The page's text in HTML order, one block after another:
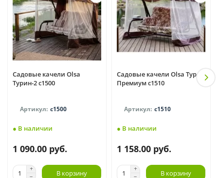
Садовые качели Olsa
Турин-2 с1500
с1500
● В наличии
1 090.00 руб.
В корзину
Садовые качели Olsa Турин
Премиум с1510
с1510
● В наличии
1 158.00 руб.
В корзину